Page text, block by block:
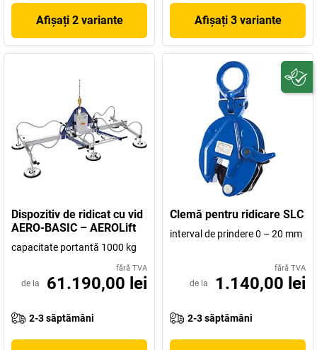
Afișați 2 variante Afișați 3 variante
Dispozitiv de ridicat cu vid
AERO-BASIC – AEROLift
capacitate portantă 1000 kg
fără TVA
de la 61.190,00 lei
2-3 săptămâni
Clemă pentru ridicare SLC
interval de prindere 0 – 20 mm
fără TVA
de la 1.140,00 lei
2-3 săptămâni